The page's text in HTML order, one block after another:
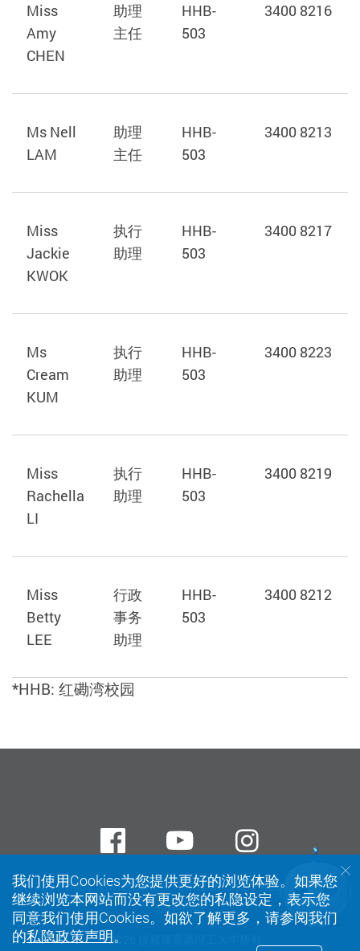
Miss
Amy
CHEN
助理
主任
HHB-
503
3400 8216
Ms Nell
LAM
助理
主任
HHB-
503
3400 8213
Miss
Jackie
KWOK
执行
助理
HHB-
503
3400 8217
Ms
Cream
KUM
执行
助理
HHB-
503
3400 8223
Miss
Rachella
LI
执行
助理
HHB-
503
3400 8219
Miss
Betty
LEE
行政
事务
助理
HHB-
503
3400 8212
*HHB: 红磡湾校园
Privacy Policy Statement Terms of Use
Accessibility
Sitemap
© 2026 版权属香港理工大学所有
FacebookYoutube
我们使用Cookies为您提供更好的浏览体验。如果您
继续浏览本网站而没有更改您的私隐设定，表示您
同意我们使用Cookies。如欲了解更多，请参阅我们
的私隐政策声明。